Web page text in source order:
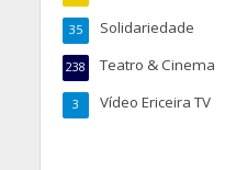
Solidariedade
35
Teatro & Cinema
238
Vídeo Ericeira TV
3